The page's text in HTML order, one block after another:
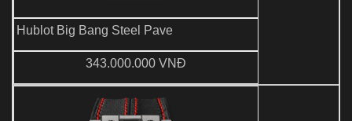
Hublot Big Bang Steel Pave
343.000.000 VNĐ